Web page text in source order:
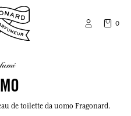
0
de toilette da uomo Fragonard.